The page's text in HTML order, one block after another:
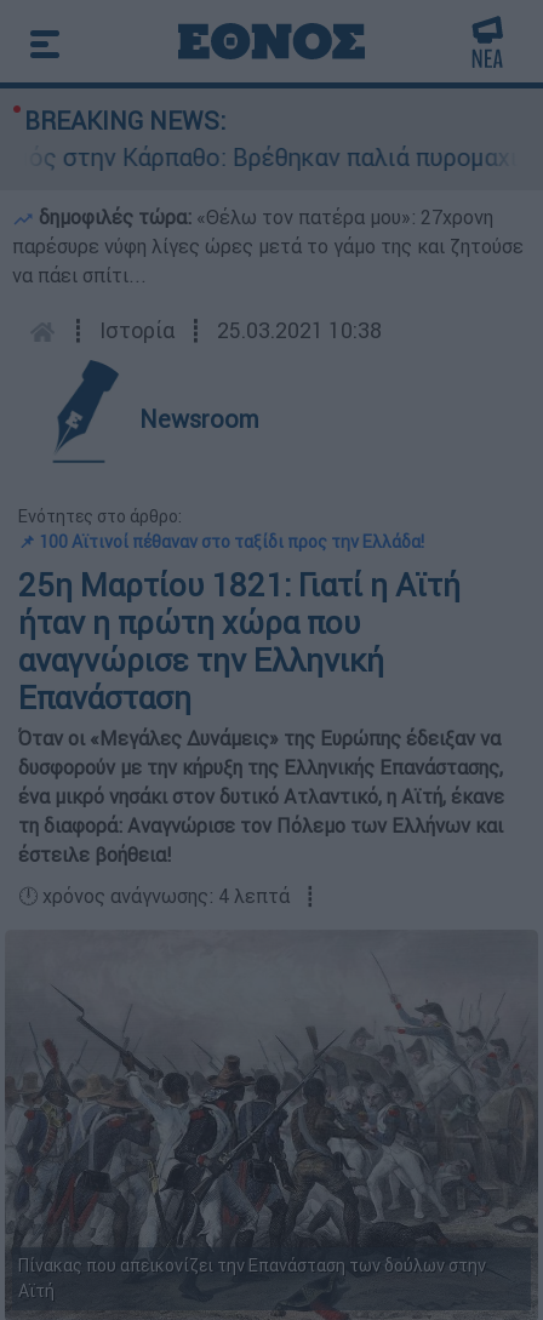
BREAKING NEWS:
Κάρπαθο: Βρέθηκαν παλιά πυρομαχικά
δημοφιλές τώρα: «Θέλω τον πατέρα μου»: 27χρονη
παρέσυρε νύφη λίγες ώρες μετά το γάμο της και ζητούσε
να πάει σπίτι...
┋ Ιστορία ┋ 25.03.2021 10:38
Newsroom
Ενότητες στο άρθρο:
📌 100 Αϊτινοί πέθαναν στο ταξίδι προς την Ελλάδα!
25η Μαρτίου 1821: Γιατί η Αϊτή
ήταν η πρώτη χώρα που
αναγνώρισε την Ελληνική
Επανάσταση
Όταν οι «Μεγάλες Δυνάμεις» της Ευρώπης έδειξαν να
δυσφορούν με την κήρυξη της Ελληνικής Επανάστασης,
ένα μικρό νησάκι στον δυτικό Ατλαντικό, η Αϊτή, έκανε
τη διαφορά: Αναγνώρισε τον Πόλεμο των Ελλήνων και
έστειλε βοήθεια!
🕛 χρόνος ανάγνωσης: 4 λεπτά ┋
Πίνακας που απεικονίζει την Επανάσταση των δούλων στην
Αϊτή